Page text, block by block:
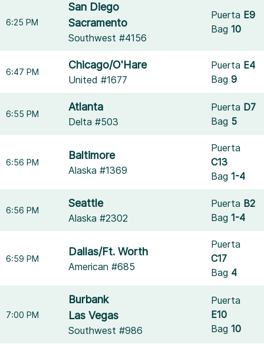
6:25 PM
San Diego
Sacramento
Southwest #4156
Puerta E9
Bag10
6:47 PM
Chicago/O'Hare
United #1677
Puerta E4
Bag9
6:55 PM
Atlanta
Delta #503
Puerta D7
Bag 5
6:56 PM
Baltimore
Alaska #1369
Puerta
C13
Bag1-4
6:56 PM
Seattle
Alaska #2302
Puerta B2
Bag1-4
6:59 PM
Dallas/Ft. Worth
American #685
Puerta
C17
Bag 4
7:00 PM
Burbank
Las Vegas
Southwest #986
Puerta
E10
Bag10